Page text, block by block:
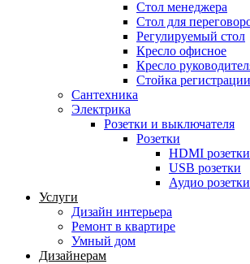
Стол менеджера
Стол для
Регулируемый стол
Кресло офисное
Кресло
Стойка регистрации
Сантехника
Электрика
Розетки и выключателя
Розетки
HDMI розетки
USB розетки
Аудио розетки
Услуги
Дизайн интерьера
Ремонт в квартире
Умный дом
Дизайнерам